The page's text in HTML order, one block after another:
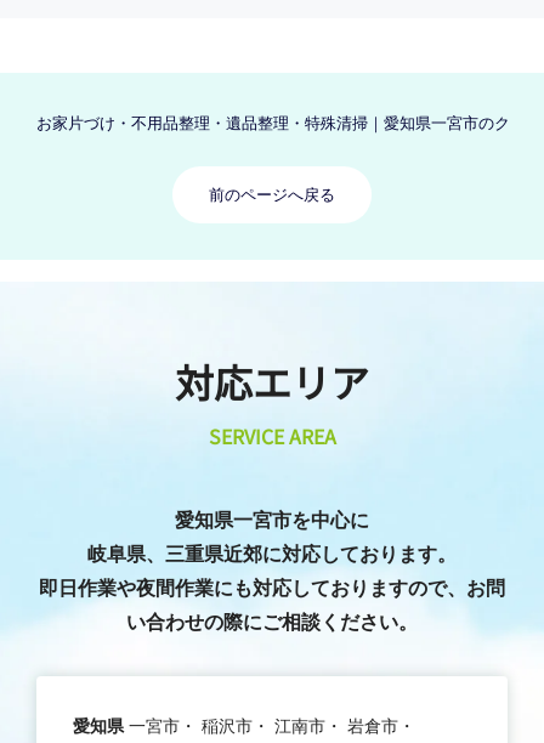
お家片づけ・不用品整理・遺品整理・特殊清掃｜愛知県一宮市のクリ
前のページへ戻る
対応エリア
SERVICE AREA
愛知県一宮市を中心に
岐阜県、三重県近郊に対応しております。
即日作業や夜間作業にも対応しておりますので、お問
い合わせの際にご相談ください。
愛知県 一宮市 稲沢市 江南市
岩倉市